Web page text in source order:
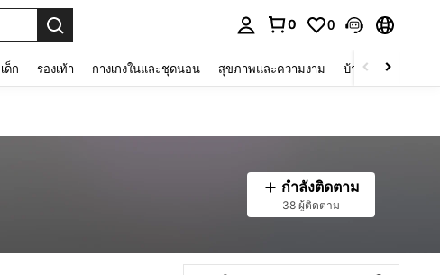
0 0
เด็ก รองเท้า กางเกงในและชุดนอน สุขภาพและความงาม บ้านและที่อยู่อาศัย
กำลังติดตาม
38 ผู้ติดตาม